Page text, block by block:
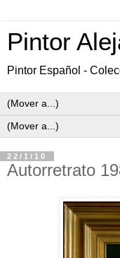
Pintor
Pintor Español -
22/1/10
Autorretrato